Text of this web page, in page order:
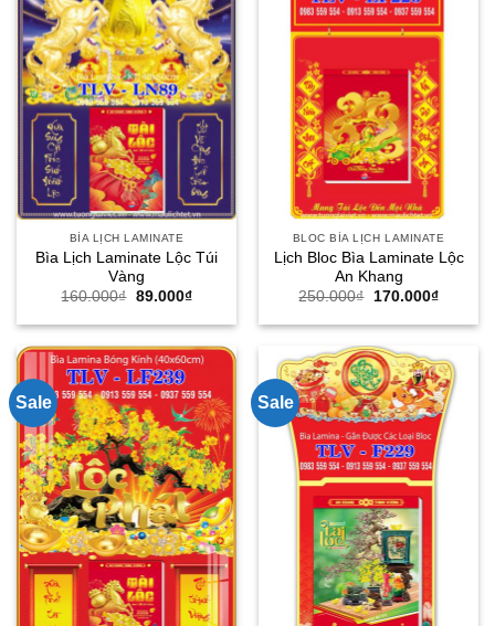
BÌA LỊCH LAMINATE
Bìa Lịch Laminate Lộc Túi
Vàng
160.000₫ Giá
là:
89.000₫Giá
tại
89.000₫.
BLOC BÌA LỊCH LAMINATE
Lịch Bloc Bìa Laminate Lộc
An Khang
250.000₫
Giá
là:
170.000₫Giá
tại
Sale Sale